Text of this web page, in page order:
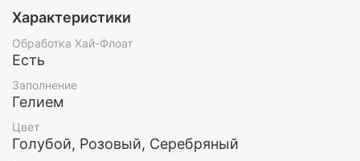
Воздушные шары - это красивое и оригинальное
дополнение к подарку, которое точно понравится
ребенку. Такой набор станет чудесным украшением
детского праздника и оставит о нём приятные
По вашему желанию мы можем изменить цвет и/
или количество шариков в наборе, чтобы он
понравился именно вам и вашей малышке.
Характеристики
Обработка Хай-Флоат
Есть
Заполнение
Гелием
Цвет
Голубой, Розовый, Серебряный